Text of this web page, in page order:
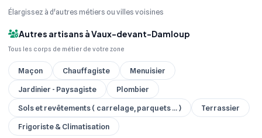
Élargissez à d'autres métiers ou villes voisines
Autres artisans à Vaux-devant-Damloup
Tous les corps de métier de votre zone
Maçon Chauffagiste
Menuisier
Jardinier - Paysagiste
Plombier
Sols et revêtements ( carrelage, parquets ... )
Terrassier
Frigoriste & Climatisation